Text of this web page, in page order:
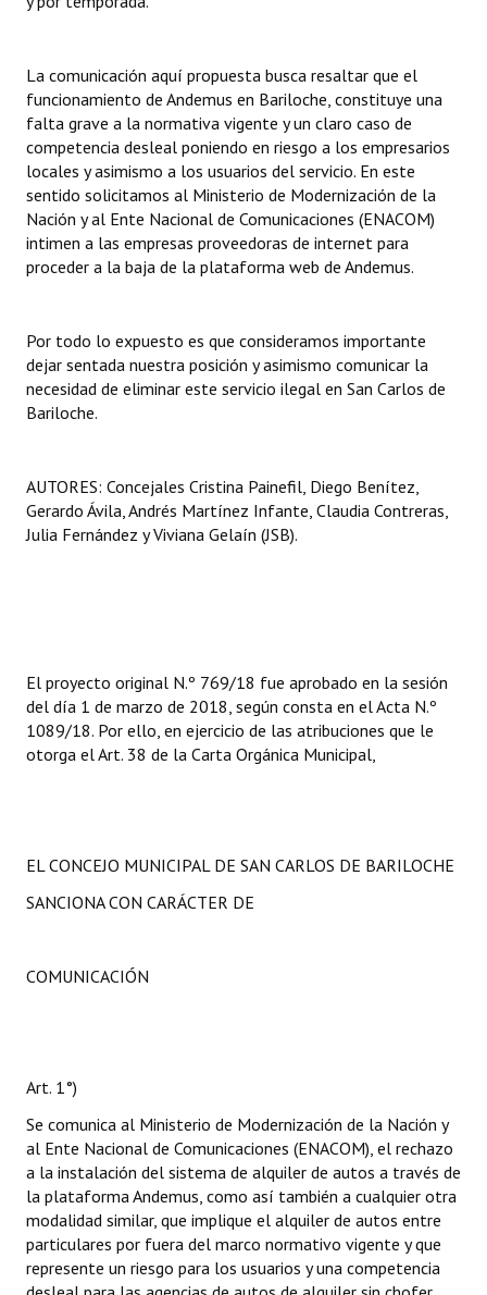
La comunicación aquí propuesta busca resaltar que el
funcionamiento de Andemus en Bariloche, constituye una
falta grave a la normativa vigente y un claro caso de
competencia desleal poniendo en riesgo a los empresarios
locales y asimismo a los usuarios del servicio. En este
sentido solicitamos al Ministerio de Modernización de la
Nación y al Ente Nacional de Comunicaciones (ENACOM)
intimen a las empresas proveedoras de internet para
proceder a la baja de la plataforma web de Andemus.
Por todo lo expuesto es que consideramos importante
dejar sentada nuestra posición y asimismo comunicar la
necesidad de eliminar este servicio ilegal en San Carlos de
Bariloche.
AUTORES: Concejales Cristina Painefil, Diego Benítez,
Gerardo Ávila, Andrés Martínez Infante, Claudia Contreras,
Julia Fernández y Viviana Gelaín (JSB).
El proyecto original N.º 769/18 fue aprobado en la sesión
del día 1 de marzo de 2018, según consta en el Acta N.º
1089/18. Por ello, en ejercicio de las atribuciones que le
otorga el Art. 38 de la Carta Orgánica Municipal,
EL CONCEJO MUNICIPAL DE SAN CARLOS DE BARILOCHE
SANCIONA CON CARÁCTER DE
COMUNICACIÓN
Art. 1°)
Se comunica al Ministerio de Modernización de la Nación y
al Ente Nacional de Comunicaciones (ENACOM), el rechazo
a la instalación del sistema de alquiler de autos a través de
la plataforma Andemus, como así también a cualquier otra
modalidad similar, que implique el alquiler de autos entre
particulares por fuera del marco normativo vigente y que
represente un riesgo para los usuarios y una competencia